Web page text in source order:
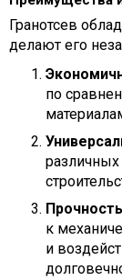
Гранотсев
делают его
по
к
и